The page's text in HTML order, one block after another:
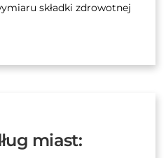
składki zdrowotnej
miast: